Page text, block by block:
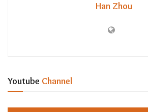
Han Zhou
Youtube Channel